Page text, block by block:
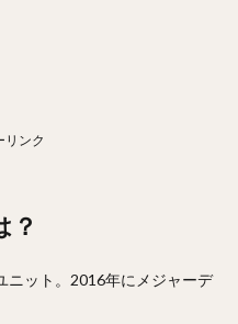
リンク
？
ニット。2016年にメジャーデ